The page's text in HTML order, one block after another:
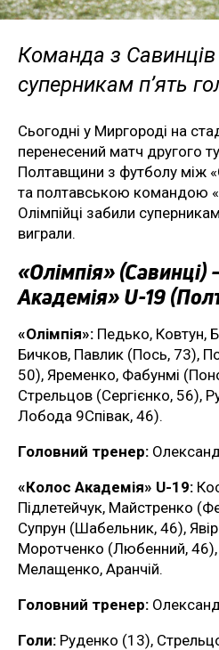
Команда з
суперникам п’ять
Сьогодні у Миргороді на
перенесений матч другого
Полтавщини з футболу між
та полтавською командою
Олімпійці забили
виграли.
«Олімпія»
Академія» U-19
«Олімпія»: Педько, Ковтун,
Бичков, Павлик (Пось, 73),
50), Яременко, Фабунмі
Стрельцов (Сергієнко, 56),
Лобода 9Співак, 46).
Головний тренер:
«Колос Академія» U-19:
Підлетейчук, Майстренко
Супрун (Шабельник, 46),
Моротченко (Любенний, 46),
Мелащенко, Аранчій.
Головний тренер:
Голи: Руденко (13),